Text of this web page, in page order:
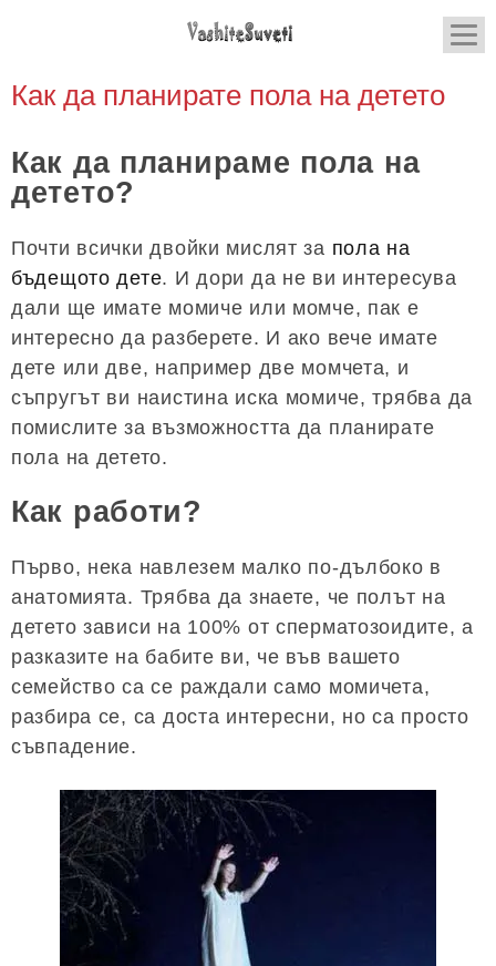
Как да планирате пола на детето
Как да планираме пола на
детето?
Почти всички двойки мислят за пола на
бъдещото дете. И дори да не ви интересува
дали ще имате момиче или момче, пак е
интересно да разберете. И ако вече имате
дете или две, например две момчета, и
съпругът ви наистина иска момиче, трябва да
помислите за възможността да планирате
пола на детето.
Как работи?
Първо, нека навлезем малко по-дълбоко в
анатомията. Трябва да знаете, че полът на
детето зависи на 100% от сперматозоидите, а
разказите на бабите ви, че във вашето
семейство са се раждали само момичета,
разбира се, са доста интересни, но са просто
съвпадение.